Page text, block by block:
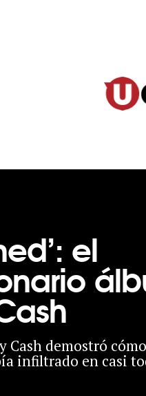
el
Cash demostró
infiltrado en casi